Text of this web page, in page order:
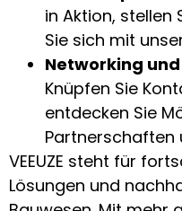
in Aktion, stellen
Sie sich mit
Networking
Knüpfen Sie
entdecken Sie
Partnerschaften
VEEUZE steht für
Lösungen und